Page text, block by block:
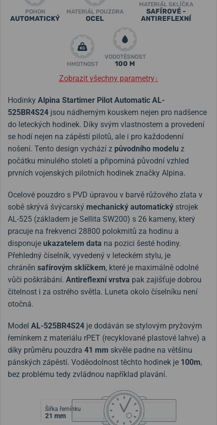
POHON
AUTOMATICKÝ
MATERIÁL POUZDRA
OCEL
MATERIÁL SKLÍČKA
SAFÍROVÉ -
ANTIREFLEXNÍ
HMOTNOST
VODOTĚSNOST
100 M
Zobrazit všechny parametry↓
Hodinky Alpina Startimer Pilot Automatic AL-
525BR4S24 jsou nádherným kouskem nejen pro nadšence
do leteckých hodinek. Díky svým vlastnostem a provedení
se hodí nejen na zápěstí pilotů, ale i pro každodenní
nošení. Tento design vychází z původního modelu z
počátku minulého století a připomíná původní vzhled
prvních vojenských pilotních hodinek značky Alpina.
Ocelové pouzdro s PVD úpravou v barvě růžového zlata v
sobě skrývá švýcarský mechanický automatický strojek
AL-525 (základem je Sellita SW200) s 26 kameny, který
pracuje na frekvenci 28800 polokmitů za hodinu a
disponuje ukazatelem data na pozici šesté hodiny.
Přehledný číselník, vyvedený v leteckém stylu, je
chráněn safírovým sklíčkem, které je maximálně odolné
vůči poškrábání. Antireflexní vrstva pak zajišťuje dobrou
čitelnost i za ostrého světla. Luneta okolo číselníku není
otočná.
Model AL-525BR4S24 je dodáván se stylovým pryžovým
řemínkem z materiálu rPET (recyklované plastové lahve) a
díky průměru pouzdra 41 mm skvěle padne na většinu
pánských zápěstí. Voděodolnost těchto hodinek je 100m,
bez problému tedy zvládnou například plavání.
Šířka řemínku
21 mm